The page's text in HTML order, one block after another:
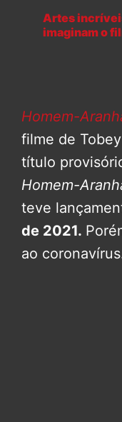
Artes
imaginam o
Homem-
filme de
título
Homem-
teve
de 2021.
ao